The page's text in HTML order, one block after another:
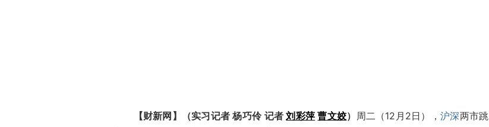
【财新网】（实习记者 杨巧伶 记者刘彩萍 曹文姣） 周二（12月2日）， 沪深两市跳